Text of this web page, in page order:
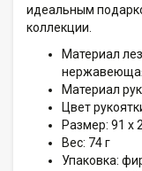
идеальным
коллекции.
Материал
Материал
Цвет
Размер: 91 x
Вес: 74 г
Упаковка: